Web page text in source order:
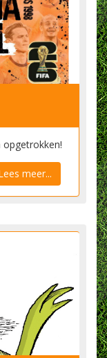
opgetrokken!
meer...